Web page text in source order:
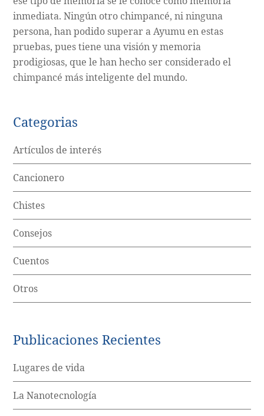
inmediata. Ningún otro chimpancé, ni ninguna
persona, han podido superar a Ayumu en estas
pruebas, pues tiene una visión y memoria
prodigiosas, que le han hecho ser considerado el
chimpancé más inteligente del mundo.
Categorias
Artículos de interés
Cancionero
Chistes
Consejos
Cuentos
Otros
Publicaciones Recientes
Lugares de vida
La Nanotecnología